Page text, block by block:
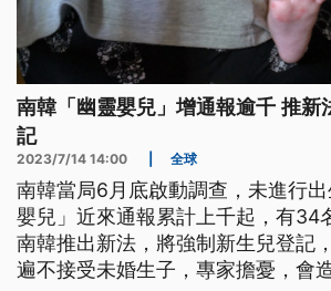
南韓「幽靈嬰兒」增通報逾千 推新
記
2023/7/14 14:00 全球
南韓當局6月底啟動調查，未進行
嬰兒」近來通報累計上千起，有34
南韓推出新法，將強制新生兒登記
遍不接受未婚生子，專家擔憂，會